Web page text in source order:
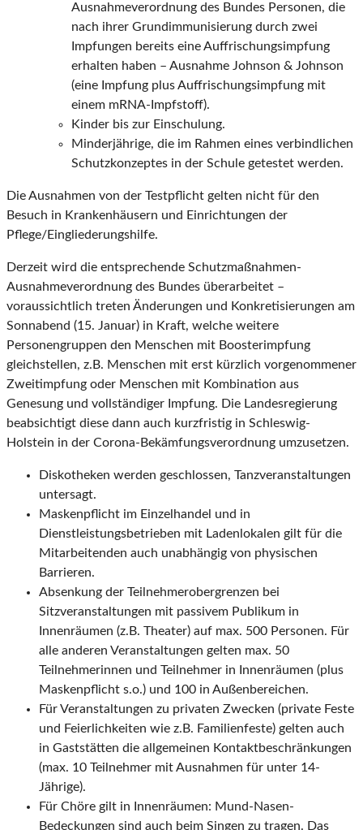
Ausnahmeverordnung des Bundes Personen, die
nach ihrer Grundimmunisierung durch zwei
Impfungen bereits eine Auffrischungsimpfung
erhalten haben – Ausnahme Johnson & Johnson
(eine Impfung plus Auffrischungsimpfung mit
einem mRNA-Impfstoff).
Kinder bis zur Einschulung.
Minderjährige, die im Rahmen eines verbindlichen
Schutzkonzeptes in der Schule getestet werden.
Die Ausnahmen von der Testpflicht gelten nicht für den
Besuch in Krankenhäusern und Einrichtungen der
Pflege/Eingliederungshilfe.
Derzeit wird die entsprechende Schutzmaßnahmen-
Ausnahmeverordnung des Bundes überarbeitet –
voraussichtlich treten Änderungen und Konkretisierungen am
Sonnabend (15. Januar) in Kraft, welche weitere
Personengruppen den Menschen mit Boosterimpfung
gleichstellen, z.B. Menschen mit erst kürzlich vorgenommener
Zweitimpfung oder Menschen mit Kombination aus
Genesung und vollständiger Impfung. Die Landesregierung
beabsichtigt diese dann auch kurzfristig in Schleswig-
Holstein in der Corona-Bekämfungsverordnung umzusetzen.
Diskotheken werden geschlossen, Tanzveranstaltungen
untersagt.
Maskenpflicht im Einzelhandel und in
Dienstleistungsbetrieben mit Ladenlokalen gilt für die
Mitarbeitenden auch unabhängig von physischen
Barrieren.
Absenkung der Teilnehmerobergrenzen bei
Sitzveranstaltungen mit passivem Publikum in
Innenräumen (z.B. Theater) auf max. 500 Personen. Für
alle anderen Veranstaltungen gelten max. 50
Teilnehmerinnen und Teilnehmer in Innenräumen (plus
Maskenpflicht s.o.) und 100 in Außenbereichen.
Für Veranstaltungen zu privaten Zwecken (private Feste
und Feierlichkeiten wie z.B. Familienfeste) gelten auch
in Gaststätten die allgemeinen Kontaktbeschränkungen
(max. 10 Teilnehmer mit Ausnahmen für unter 14-
Jährige).
Für Chöre gilt in Innenräumen: Mund-Nasen-
Bedeckungen sind auch beim Singen zu tragen. Das